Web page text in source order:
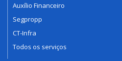
Auxílio Financeiro
Segpropp
CT-Infra
Todos os serviços